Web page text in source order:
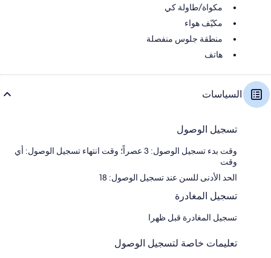
مكواة/طاولة كي
مكيّف هواء
منطقة جلوس منفصلة
هاتف
السياسات
تسجيل الوصول
وقت بدء تسجيل الوصول: 3 عصراً؛ وقت انتهاء تسجيل الوصول: أي
وقت
الحد الأدنى للسن عند تسجيل الوصول: 18
تسجيل المغادرة
تسجيل المغادرة قبل ظهرا
تعليمات خاصة لتسجيل الوصول